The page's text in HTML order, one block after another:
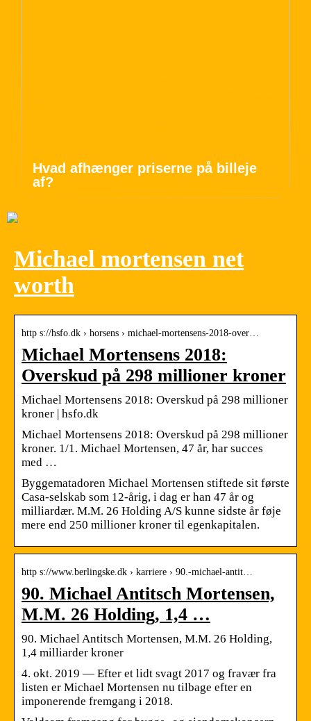
Hvad afhænger priserne på billeje
af?
Michael mortensen net
worth
http s://hsfo.dk › horsens › michael-mortensens-2018-over…
Michael Mortensens 2018:
Overskud på 298 millioner kroner
Michael Mortensens 2018: Overskud på 298 millioner
kroner | hsfo.dk
Michael Mortensens 2018: Overskud på 298 millioner
kroner. 1/1. Michael Mortensen, 47 år, har succes
med …
Byggematadoren Michael Mortensen stiftede sit første
Casa-selskab som 12-årig, i dag er han 47 år og
milliardær. M.M. 26 Holding A/S kunne sidste år føje
mere end 250 millioner kroner til egenkapitalen.
http s://www.berlingske.dk › karriere › 90.-michael-antit…
90. Michael Antitsch Mortensen,
M.M. 26 Holding, 1,4 …
90. Michael Antitsch Mortensen, M.M. 26 Holding,
1,4 milliarder kroner
4. okt. 2019 — Efter et lidt svagt 2017 og fravær fra
listen er Michael Mortensen nu tilbage efter en
imponerende fremgang i 2018.